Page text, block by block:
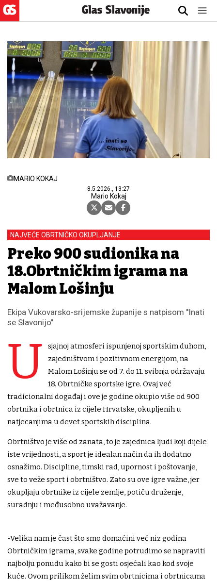
MARIO KOKAJ
8.5.2026., 13:27
Mario Kokaj
NAJVEĆE OBRTNIČKO OKUPLJANJE
Preko 900 sudionika na
18.Obrtničkim igrama na
Malom Lošinju
Ekipa Vukovarsko-srijemske županije s natpisom ''Inati
se Slavonijo''
U
sjajnoj atmosferi ispunjenoj sportskim duhom,
zajedništvom i pozitivnom energijom, na
Malom Lošinju se od 7. do 11. svibnja održavaju
18. Obrtničke sportske igre. Ovaj već
tradicionalni događaj i ove je godine okupio više od 900
obrtnika i obrtnica iz cijele Hrvatske, okupljenih u
natjecanjima u devet sportskih disciplina.
Obrtništvo je više od zanata, to je zajednica ljudi koji dijele
iste vrijednosti, a sport je idealan način da ih dodatno
osnažimo. Discipline, timski rad, upornost i poštovanje,
sve to veže sport i obrtništvo. Zato su ove igre važne, jer
okupljaju obrtnike iz cijele zemlje, potiču druženje,
suradnju i međusobno uvažavanje.
-Velika nam je čast što smo domaćini već niz godina
Obrtničkim igrama, svake godine potrudimo se napraviti
najbolju ponudu kako bi se gosti osjećali kao kod svoje
kuće. Ovom prilikom želim svim obrtnicima i obrtnicama